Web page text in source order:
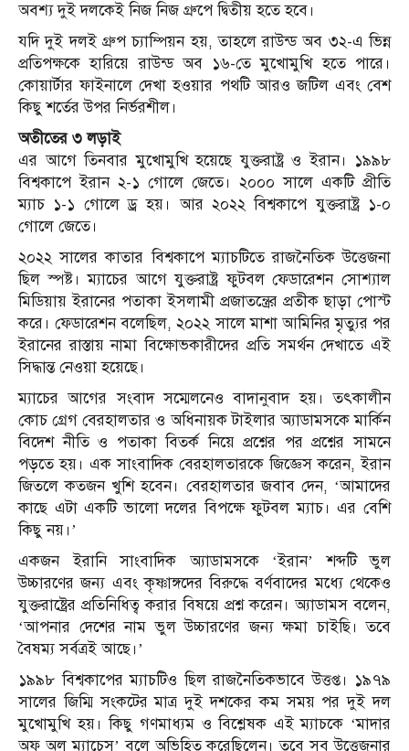
অবশ্য দুই দলকেই নিজ নিজ গ্রুপে দ্বিতীয় হতে হবে।
যদি দুই দলই গ্রুপ চ্যাম্পিয়ন হয়, তাহলে রাউন্ড অব ৩২-এ ভিন্ন
প্রতিপক্ষকে হারিয়ে রাউন্ড অব ১৬-তে মুখোমুখি হতে পারে।
কোয়ার্টার ফাইনালে দেখা হওয়ার পথটি আরও জটিল এবং বেশ
কিছু শর্তের উপর নির্ভরশীল।
অতীতের ৩ লড়াই
এর আগে তিনবার মুখোমুখি হয়েছে যুক্তরাষ্ট্র ও ইরান। ১৯৯৮
বিশ্বকাপে ইরান ২-১ গোলে জেতে। ২০০০ সালে একটি প্রীতি
ম্যাচ ১-১ গোলে ড্র হয়। আর ২০২২ বিশ্বকাপে যুক্তরাষ্ট্র ১-০
গোলে জেতে।
২০২২ সালের কাতার বিশ্বকাপে ম্যাচটিতে রাজনৈতিক উত্তেজনা
ছিল স্পষ্ট। ম্যাচের আগে যুক্তরাষ্ট্র ফুটবল ফেডারেশন সোশ্যাল
মিডিয়ায় ইরানের পতাকা ইসলামী প্রজাতন্ত্রের প্রতীক ছাড়া পোস্ট
করে। ফেডারেশন বলেছিল, ২০২২ সালে মাশা আমিনির মৃত্যুর পর
ইরানের রাস্তায় নামা বিক্ষোভকারীদের প্রতি সমর্থন দেখাতে এই
সিদ্ধান্ত নেওয়া হয়েছে।
ম্যাচের আগের সংবাদ সম্মেলনেও বাদানুবাদ হয়। তৎকালীন
কোচ গ্রেগ বেরহালতার ও অধিনায়ক টাইলার অ্যাডামসকে মার্কিন
বিদেশ নীতি ও পতাকা বিতর্ক নিয়ে প্রশ্নের পর প্রশ্নের সামনে
পড়তে হয়। এক সাংবাদিক বেরহালতারকে জিজ্ঞেস করেন, ইরান
জিতলে কতজন খুশি হবেন। বেরহালতার জবাব দেন, ‘আমাদের
কাছে এটা একটি ভালো দলের বিপক্ষে ফুটবল ম্যাচ। এর বেশি
কিছু নয়।’
একজন ইরানি সাংবাদিক অ্যাডামসকে ‘ইরান’ শব্দটি ভুল
উচ্চারণের জন্য এবং কৃষ্ণাঙ্গদের বিরুদ্ধে বর্ণবাদের মধ্যে থেকেও
যুক্তরাষ্ট্রের প্রতিনিধিত্ব করার বিষয়ে প্রশ্ন করেন। অ্যাডামস বলেন,
‘আপনার দেশের নাম ভুল উচ্চারণের জন্য ক্ষমা চাইছি। তবে
বৈষম্য সর্বত্রই আছে।’
১৯৯৮ বিশ্বকাপের ম্যাচটিও ছিল রাজনৈতিকভাবে উত্তপ্ত। ১৯৭৯
সালের জিম্মি সংকটের মাত্র দুই দশকের কম সময় পর দুই দল
মুখোমুখি হয়। কিছু গণমাধ্যম ও বিশ্লেষক এই ম্যাচকে ‘মাদার
অফ অল ম্যাচেস’ বলে অভিহিত করেছিলেন। তবে সব উত্তেজনার